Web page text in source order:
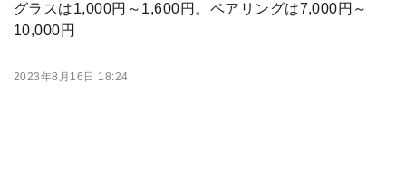
グラスは1,000円～1,600円。ペアリングは7,000円～
10,000円
2023年8月16日 18:24